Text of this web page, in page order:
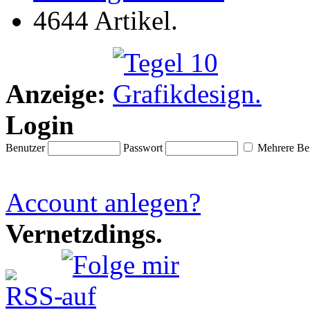
4644 Artikel.
Anzeige:
Login
Benutzer Passwort Mehrere
Account anlegen?
Vernetzdings.